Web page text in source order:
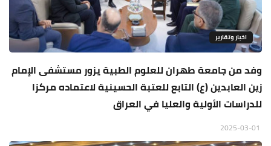
اخبار وتقارير
وفد من جامعة طهران للعلوم الطبية يزور مستشفى الإمام
زين العابدين (ع) التابع للعتبة الحسينية لاعتماده مركزا
للدراسات الأولية والعليا في العراق